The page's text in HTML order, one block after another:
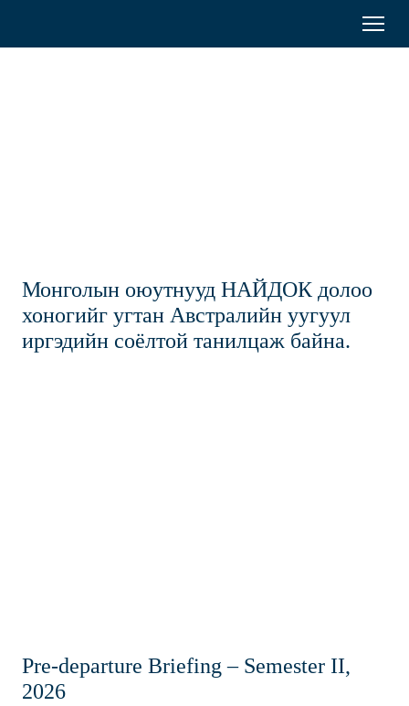
Menu
Бидний тухай
Богино хугацааны сургалт
Монголын оюутнууд НАЙДОК долоо
хоногийг угтан Австралийн уугуул
иргэдийн соёлтой танилцаж байна.
Pre-departure Briefing – Semester II,
2026